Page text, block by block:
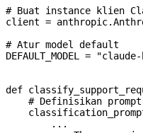
# Buat instance klien
client =
# Atur model default
DEFAULT_MODEL
= "claude-
def
# Definisikan
        ...